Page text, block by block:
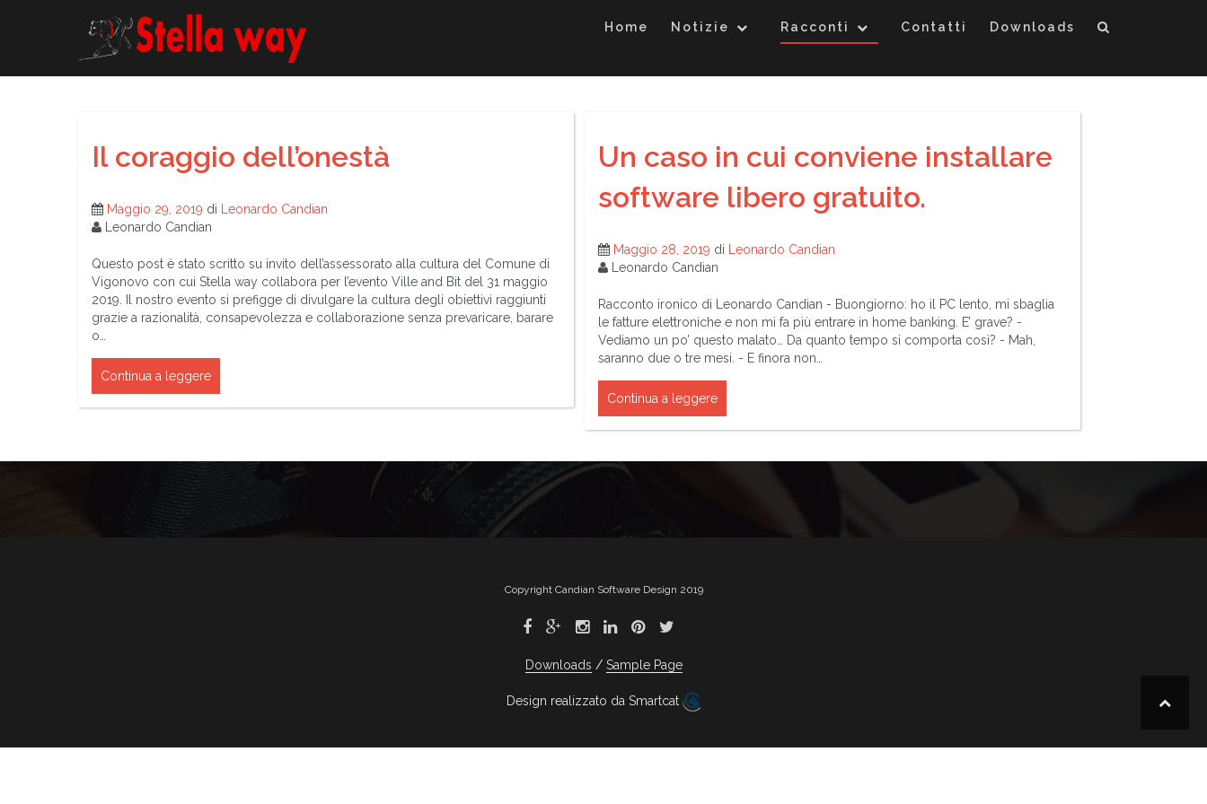
Home Notizie Racconti Contatti Downloads
Il coraggio dell’onestà
Maggio 29, 2019 di
Leonardo Candian
Leonardo Candian
Questo post è stato scritto su invito dell’assessorato alla cultura del Comune di
Vigonovo con cui Stella way collabora per l’evento Ville and Bit del 31 maggio
2019. Il nostro evento si prefigge di divulgare la cultura degli obiettivi raggiunti
grazie a razionalità, consapevolezza e collaborazione senza prevaricare, barare
o…
Continua a leggere
Un caso in cui conviene installare
software libero gratuito.
Maggio 28, 2019 di
Leonardo Candian
Leonardo Candian
Racconto ironico di Leonardo Candian - Buongiorno: ho il PC lento, mi sbaglia
le fatture elettroniche e non mi fa più entrare in home banking. E’ grave? -
Vediamo un po’ questo malato… Da quanto tempo si comporta così? - Mah,
saranno due o tre mesi. - E finora non…
Continua a leggere
Copyright Candian Software Design 2019
Downloads Sample Page
Design realizzato da Smartcat